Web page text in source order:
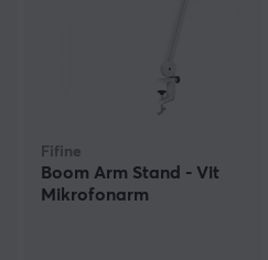
Fifine
Boom Arm Stand - Vit
Mikrofonarm